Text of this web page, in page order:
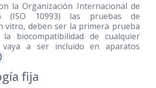
la Organización Internacional de
(ISO 10993) las pruebas de
vitro, deben ser la primera prueba
biocompatibilidad de cualquier
vaya a ser incluido en aparatos
fija